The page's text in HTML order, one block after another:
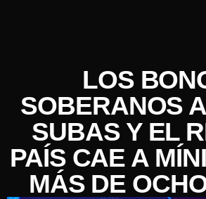
LOS
SOBERANOS
SUBAS Y EL
PAÍS CAE A
MÁS DE